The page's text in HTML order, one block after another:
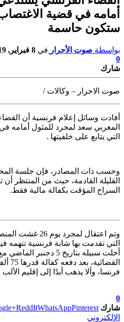
أمامه في قضية
ستكون حاسمة
بواسطة صوت الأحرار في 8 فبراير, 2019
0
شارك
صوت الاحرار – وكالات /
أفادت وسائل إعلام فرنسية أن
المغربي سعد لمجرد للمثول أمامه
التي يتابع على خلفيتها .
وحسب ذات المصادر، فإن جلسة
القليلة القادمة، حيث من المنتظر
السراح المؤقت بكفالة مالية فقط.
وتم اعتقال
التي تقدمت بها شابة فرنسية تتهمه
أخلت سبيله بتاريخ 5
فرنسا، وألا يذهب أبدًا إلى إقليم
0
شارك
ReddItWhatsAppPinterest
الإلكتروني